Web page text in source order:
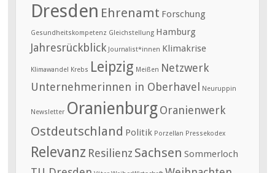
Dresden Ehrenamt Forschung
Gesundheitskompetenz Gleichstellung Hamburg
Jahresrückblick Journalist*innen Klimakrise
Klimawandel Krebs Leipzig Meißen Netzwerk
Unternehmerinnen in Oberhavel
Neuruppin
Newsletter OranienburgOranienwerk
Ostdeutschland Politik Porzellan Pressekodex
Relevanz Resilienz Sachsen Sommerloch